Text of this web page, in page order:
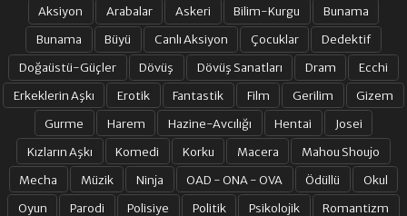
Aksiyon Arabalar Askeri Bilim-Kurgu
Bunama
Bunama
Büyü Canlı Aksiyon Çocuklar
Dedektif
Doğaüstü-Güçler
Dövüş Dövüş Sanatları Dram
Ecchi
Erkeklerin Aşkı
Erotik Fantastik Film Gerilim
Gizem
Gurme
Harem Hazine-Avcılığı Hentai
Josei
Kızların Aşkı
Komedi Korku Macera
Mahou Shoujo
Mecha
Müzik Ninja OAD - ONA - OVA Ödüllü
Okul
Oyun
Parodi Polisiye Politik Psikolojik
Romantizm